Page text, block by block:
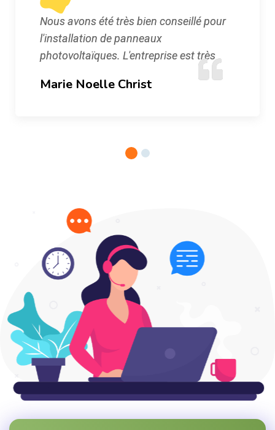
Nous avons été très bien conseillé pour
l'installation de panneaux
photovoltaïques. L'entreprise est très
Marie Noelle Christ